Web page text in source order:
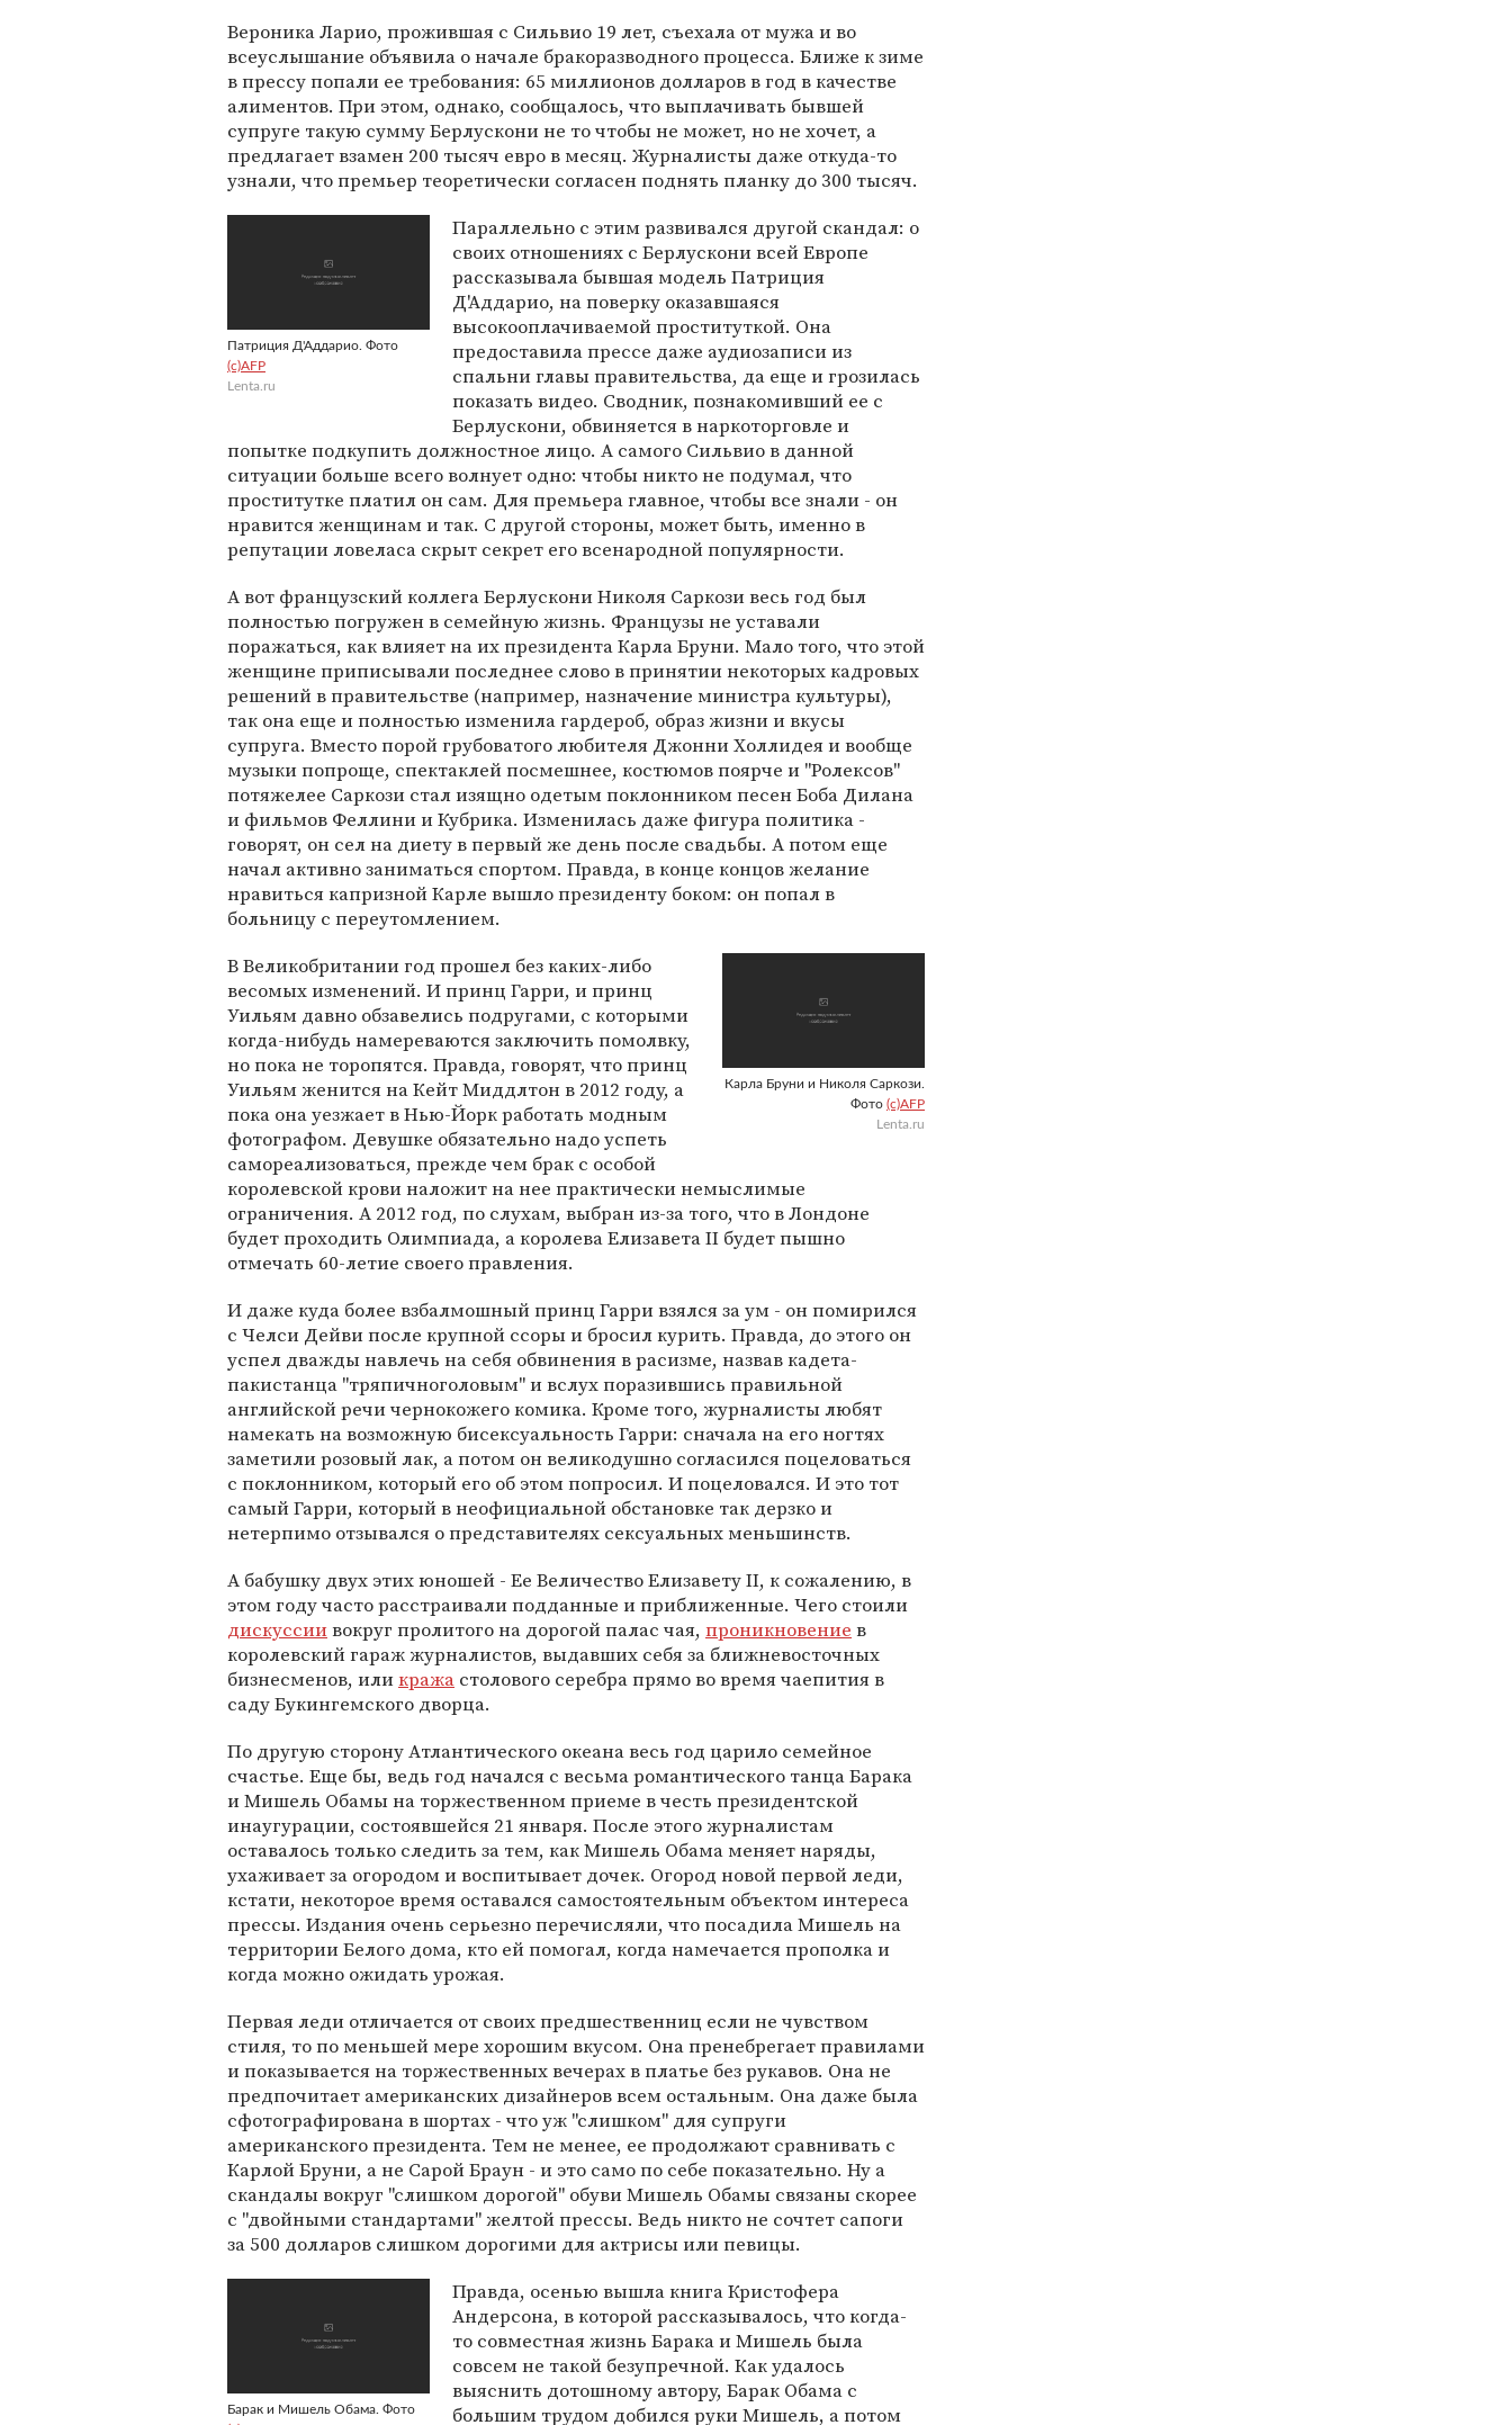
Вероника Ларио, прожившая с Сильвио 19 лет, съехала от мужа и во
всеуслышание объявила о начале бракоразводного процесса. Ближе к зиме
в прессу попали ее требования: 65 миллионов долларов в год в качестве
алиментов. При этом, однако, сообщалось, что выплачивать бывшей
супруге такую сумму Берлускони не то чтобы не может, но не хочет, а
предлагает взамен 200 тысяч евро в месяц. Журналисты даже откуда-то
узнали, что премьер теоретически согласен поднять планку до 300 тысяч.
Патриция Д'Аддарио. Фото
(c)AFP
Lenta.ru
Параллельно с этим развивался другой скандал: о
своих отношениях с Берлускони всей Европе
рассказывала бывшая модель Патриция
Д'Аддарио, на поверку оказавшаяся
высокооплачиваемой проституткой. Она
предоставила прессе даже аудиозаписи из
спальни главы правительства, да еще и грозилась
показать видео. Сводник, познакомивший ее с
Берлускони, обвиняется в наркоторговле и
попытке подкупить должностное лицо. А самого Сильвио в данной
ситуации больше всего волнует одно: чтобы никто не подумал, что
проститутке платил он сам. Для премьера главное, чтобы все знали - он
нравится женщинам и так. С другой стороны, может быть, именно в
репутации ловеласа скрыт секрет его всенародной популярности.
А вот французский коллега Берлускони Николя Саркози весь год был
полностью погружен в семейную жизнь. Французы не уставали
поражаться, как влияет на их президента Карла Бруни. Мало того, что этой
женщине приписывали последнее слово в принятии некоторых кадровых
решений в правительстве (например, назначение министра культуры),
так она еще и полностью изменила гардероб, образ жизни и вкусы
супруга. Вместо порой грубоватого любителя Джонни Холлидея и вообще
музыки попроще, спектаклей посмешнее, костюмов поярче и "Ролексов"
потяжелее Саркози стал изящно одетым поклонником песен Боба Дилана
и фильмов Феллини и Кубрика. Изменилась даже фигура политика -
говорят, он сел на диету в первый же день после свадьбы. А потом еще
начал активно заниматься спортом. Правда, в конце концов желание
нравиться капризной Карле вышло президенту боком: он попал в
больницу с переутомлением.
Карла Бруни и Николя Саркози.
Фото (c)AFP
Lenta.ru
В Великобритании год прошел без каких-либо
весомых изменений. И принц Гарри, и принц
Уильям давно обзавелись подругами, с которыми
когда-нибудь намереваются заключить помолвку,
но пока не торопятся. Правда, говорят, что принц
Уильям женится на Кейт Миддлтон в 2012 году, а
пока она уезжает в Нью-Йорк работать модным
фотографом. Девушке обязательно надо успеть
самореализоваться, прежде чем брак с особой
королевской крови наложит на нее практически немыслимые
ограничения. А 2012 год, по слухам, выбран из-за того, что в Лондоне
будет проходить Олимпиада, а королева Елизавета II будет пышно
отмечать 60-летие своего правления.
И даже куда более взбалмошный принц Гарри взялся за ум - он помирился
с Челси Дейви после крупной ссоры и бросил курить. Правда, до этого он
успел дважды навлечь на себя обвинения в расизме, назвав кадета-
пакистанца "тряпичноголовым" и вслух поразившись правильной
английской речи чернокожего комика. Кроме того, журналисты любят
намекать на возможную бисексуальность Гарри: сначала на его ногтях
заметили розовый лак, а потом он великодушно согласился поцеловаться
с поклонником, который его об этом попросил. И поцеловался. И это тот
самый Гарри, который в неофициальной обстановке так дерзко и
нетерпимо отзывался о представителях сексуальных меньшинств.
А бабушку двух этих юношей - Ее Величество Елизавету II, к сожалению, в
этом году часто расстраивали подданные и приближенные. Чего стоили
дискуссиивокруг пролитого на дорогой палас чая, проникновение в
королевский гараж журналистов, выдавших себя за ближневосточных
бизнесменов, иликража столового серебра прямо во время чаепития в
саду Букингемского дворца.
По другую сторону Атлантического океана весь год царило семейное
счастье. Еще бы, ведь год начался с весьма романтического танца Барака
и Мишель Обамы на торжественном приеме в честь президентской
инаугурации, состоявшейся 21 января. После этого журналистам
оставалось только следить за тем, как Мишель Обама меняет наряды,
ухаживает за огородом и воспитывает дочек. Огород новой первой леди,
кстати, некоторое время оставался самостоятельным объектом интереса
прессы. Издания очень серьезно перечисляли, что посадила Мишель на
территории Белого дома, кто ей помогал, когда намечается прополка и
когда можно ожидать урожая.
Первая леди отличается от своих предшественниц если не чувством
стиля, то по меньшей мере хорошим вкусом. Она пренебрегает правилами
и показывается на торжественных вечерах в платье без рукавов. Она не
предпочитает американских дизайнеров всем остальным. Она даже была
сфотографирована в шортах - что уж "слишком" для супруги
американского президента. Тем не менее, ее продолжают сравнивать с
Карлой Бруни, а не Сарой Браун - и это само по себе показательно. Ну а
скандалы вокруг "слишком дорогой" обуви Мишель Обамы связаны скорее
с "двойными стандартами" желтой прессы. Ведь никто не сочтет сапоги
за 500 долларов слишком дорогими для актрисы или певицы.
Барак и Мишель Обама. Фото
Правда, осенью вышла книга Кристофера
Андерсона, в которой рассказывалось, что когда-
то совместная жизнь Барака и Мишель была
совсем не такой безупречной. Как удалось
выяснить дотошному автору, Барак Обама с
большим трудом добился руки Мишель, а потом